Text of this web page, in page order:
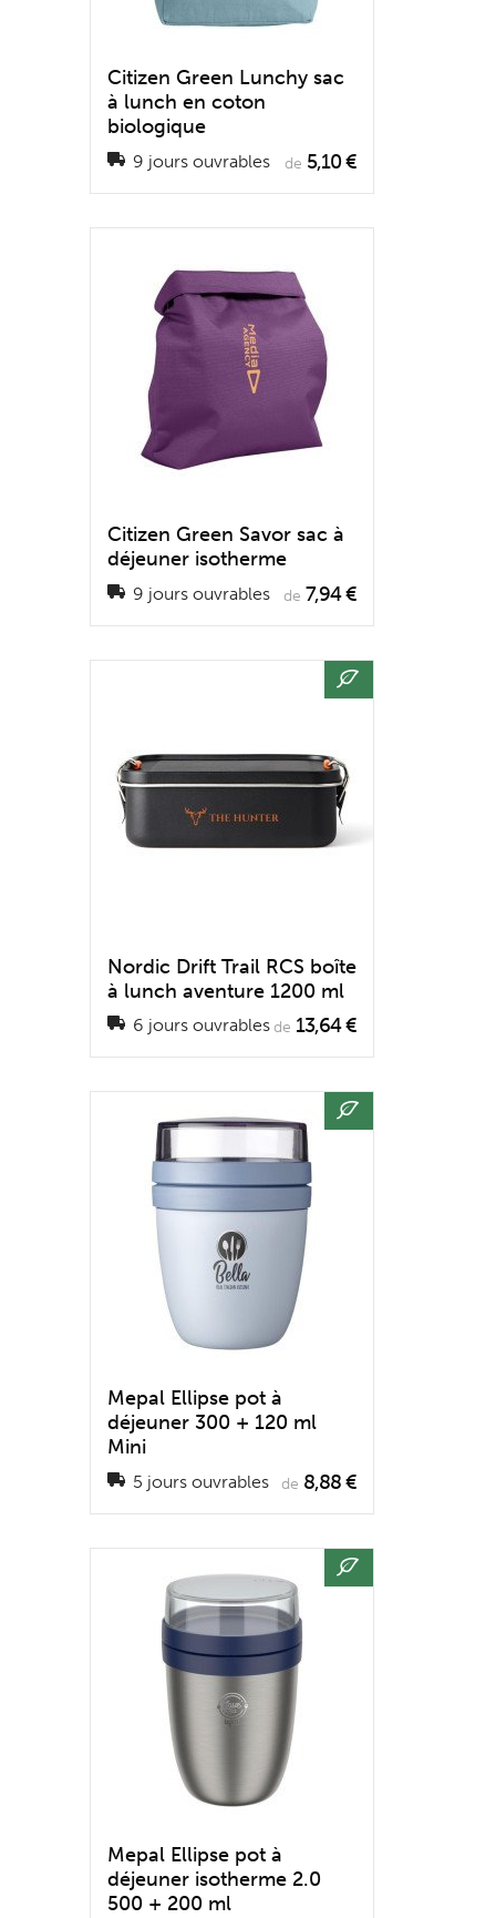
Citizen Green Lunchy sac
à lunch en coton
biologique
9 jours ouvrables de 5,10 €
Citizen Green Savor sac à
déjeuner isotherme
9 jours ouvrables de 7,94 €
Nordic Drift Trail RCS boîte
à lunch aventure 1200 ml
6 jours ouvrables de 13,64 €
Mepal Ellipse pot à
déjeuner 300 + 120 ml
Mini
5 jours ouvrables de 8,88 €
Mepal Ellipse pot à
déjeuner isotherme 2.0
500 + 200 ml